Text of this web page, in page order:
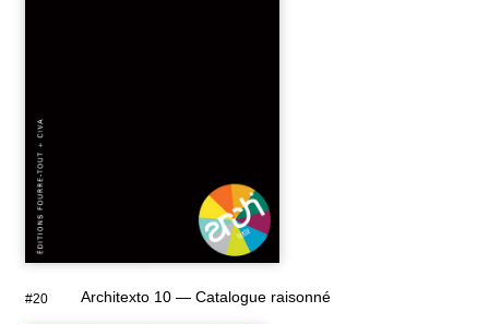
#20 Architexto 10 — Catalogue raisonné